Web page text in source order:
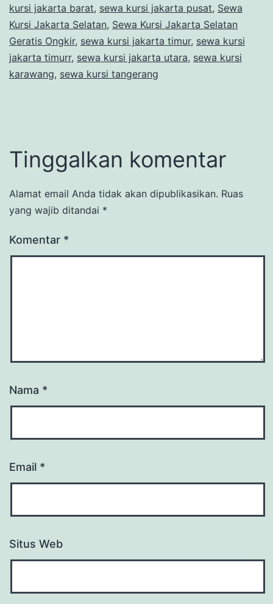
kursi jakarta barat, sewa kursi jakarta pusat, Sewa
Kursi Jakarta Selatan, Sewa Kursi Jakarta Selatan
Geratis Ongkir, sewa kursi jakarta timur, sewa kursi
jakarta timurr, sewa kursi jakarta utara, sewa kursi
karawang, sewa kursi tangerang
Tinggalkan komentar
Alamat email Anda tidak akan dipublikasikan. Ruas
yang wajib ditandai *
Komentar *
Nama *
Email *
Situs Web